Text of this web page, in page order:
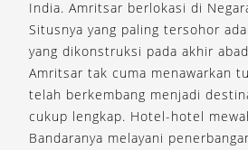
India. Amritsar berlokasi di
Situsnya yang paling tersohor
yang dikonstruksi pada akhir
Amritsar tak cuma menawarkan
telah berkembang menjadi
cukup lengkap. Hotel-hotel
Bandaranya melayani